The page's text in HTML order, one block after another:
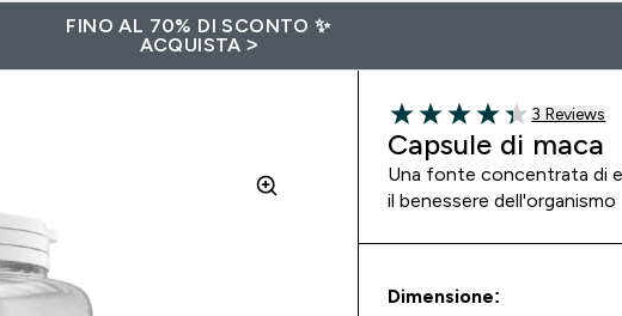
FINO AL 70% DI SCONTO ✨
ACQUISTA >
4.33 out of 5 stars
3 customer
3 Reviews
Capsule di maca
Una fonte concentrata di
il benessere dell'organismo
Dimensione: